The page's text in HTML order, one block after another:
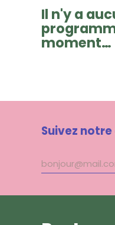
Il n'y a
moment…
Suivez
Adresse
mail